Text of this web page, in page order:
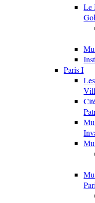
Le
Paris I